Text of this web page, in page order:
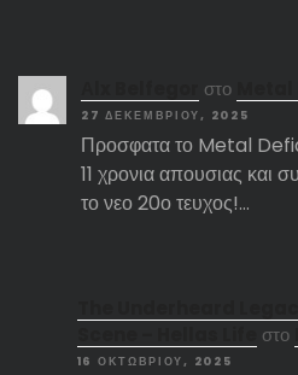
στο
27 ΔΕΚΕΜΒΡΊΟΥ, 2025
Προσφατα το Metal
11 χρονια απουσιας και
το νεο 20ο τευχος!…
στο
16 ΟΚΤΩΒΡΊΟΥ, 2025